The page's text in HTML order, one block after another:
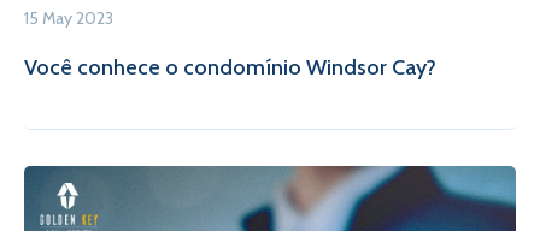
15 May 2023
Você conhece o condomínio Windsor Cay?